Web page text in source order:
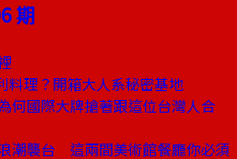
期
料理？開箱大人系秘密基地
國際大牌搶著跟這位台灣人合
潮襲台 這兩間美術館餐廳你必須